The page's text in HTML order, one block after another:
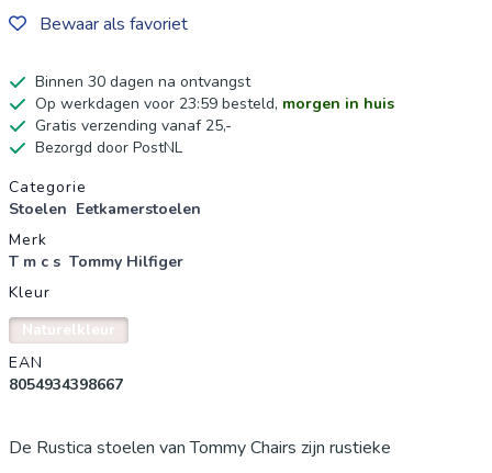
Bewaar als favoriet
Binnen 30 dagen na ontvangst
Op werkdagen voor 23:59 besteld, morgen in huis
Gratis verzending vanaf 25,-
Bezorgd door PostNL
Productgegevens
Categorie
Stoelen Eetkamerstoelen
Merk
T m c s Tommy Hilfiger
Kleur
Naturelkleur
EAN
8054934398667
De Rustica stoelen van Tommy Chairs zijn rustieke